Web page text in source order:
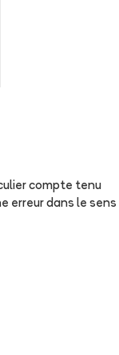
compte tenu
erreur dans le sens